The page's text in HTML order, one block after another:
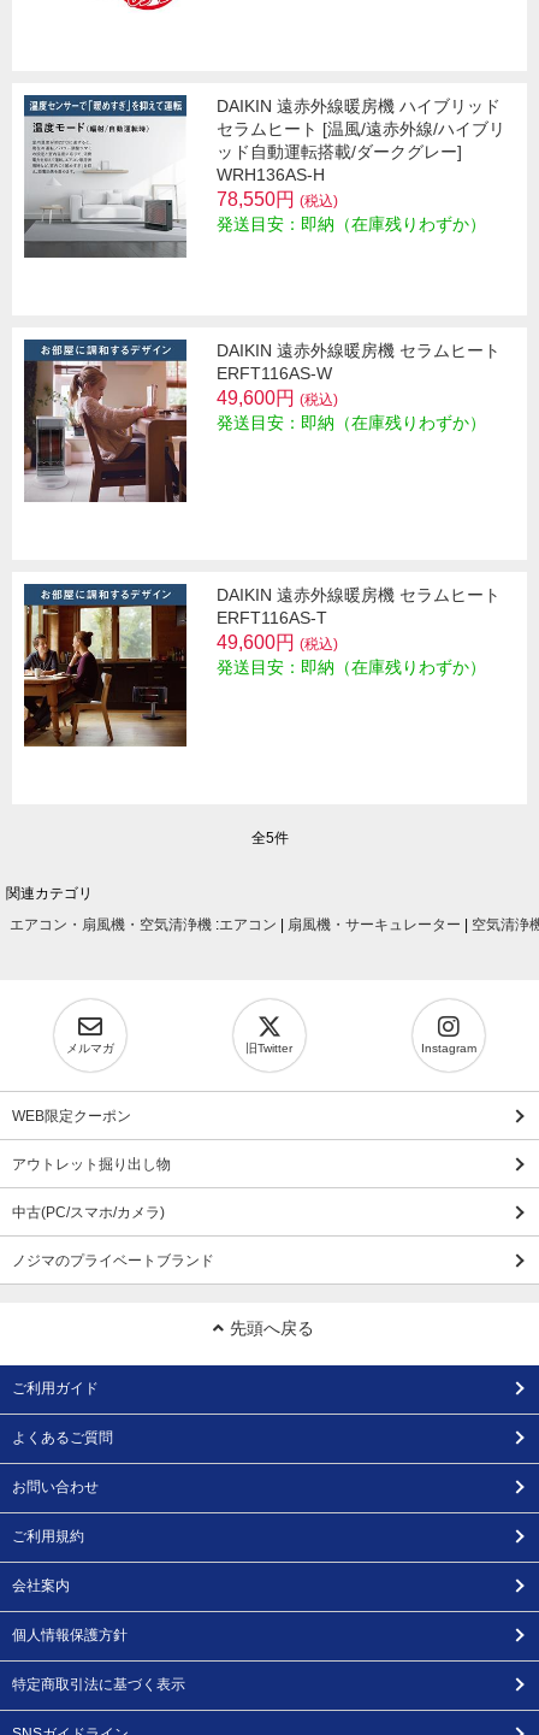
DAIKIN 遠赤外線暖房機 ハイブリッド
セラムヒート [温風/遠赤外線/ハイブリ
ッド自動運転搭載/ダークグレー]
WRH136AS-H
78,550円 (税込)
発送目安：即納（在庫残りわずか）
DAIKIN 遠赤外線暖房機 セラムヒート
ERFT116AS-W
49,600円 (税込)
発送目安：即納（在庫残りわずか）
DAIKIN 遠赤外線暖房機 セラムヒート
ERFT116AS-T
49,600円 (税込)
発送目安：即納（在庫残りわずか）
全5件
関連カテゴリ
エアコン・扇風機・空気清浄機 :エアコン 扇風機・サーキュレーター 空気清浄
メルマガ 旧Twitter Instagram
WEB限定クーポン
アウトレット掘り出し物
中古(PC/スマホ/カメラ)
ノジマのプライベートブランド
先頭へ戻る
ご利用ガイド
よくあるご質問
お問い合わせ
ご利用規約
会社案内
個人情報保護方針
特定商取引法に基づく表示